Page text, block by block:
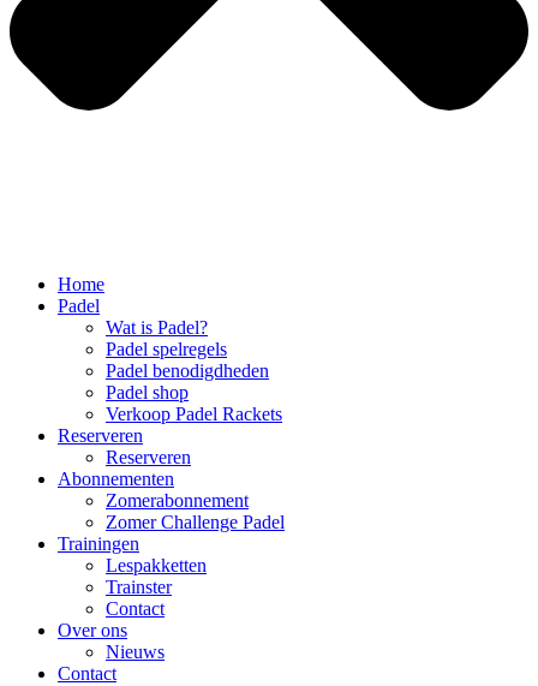
Home
Padel
Wat is Padel?
Padel spelregels
Padel benodigdheden
Padel shop
Verkoop Padel Rackets
Reserveren
Reserveren
Abonnementen
Zomerabonnement
Zomer Challenge Padel
Trainingen
Lespakketten
Trainster
Contact
Over ons
Nieuws
Contact